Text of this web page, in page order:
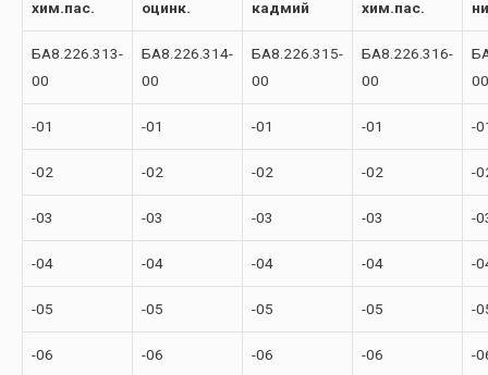
хим.пас. оцинк. кадмий хим.пас.
БА8.226.313-
00
БА8.226.314-
00
БА8.226.315-
00
БА8.226.316-
00
00
-01 -01 -01 -01 -
-02 -02 -02 -02 -
-03 -03 -03 -03 -
-04 -04 -04 -04 -
-05 -05 -05 -05 -
-06 -06 -06 -06 -